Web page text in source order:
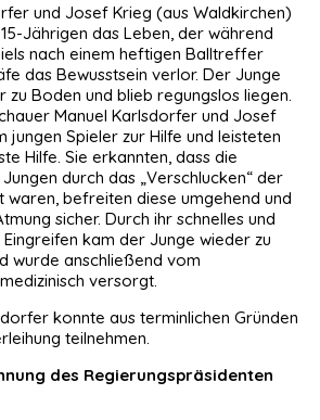
und Josef Krieg (aus Waldkirchen)
Jährigen das Leben, der während
nach einem heftigen Balltreffer
das Bewusstsein verlor. Der Junge
zu Boden und blieb regungslos liegen.
Manuel Karlsdorfer und Josef
jungen Spieler zur Hilfe und leisteten
Hilfe. Sie erkannten, dass die
durch das „Verschlucken“ der
waren, befreiten diese umgehend und
sicher. Durch ihr schnelles und
kam der Junge wieder zu
wurde anschließend vom
versorgt.
konnte aus terminlichen Gründen
teilnehmen.
des Regierungspräsidenten